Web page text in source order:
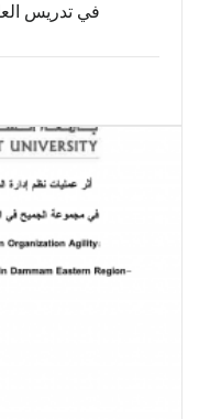
في تدريس